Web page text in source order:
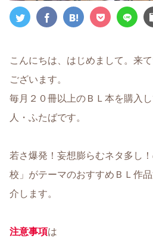
こんにちは、はじめまして。来
ございます。
毎月２０冊以上のＢＬ本を購入
人・ふたばです。
若さ爆発！妄想膨らむネタ多し
校」がテーマのおすすめＢＬ作
介します。
注意事項は